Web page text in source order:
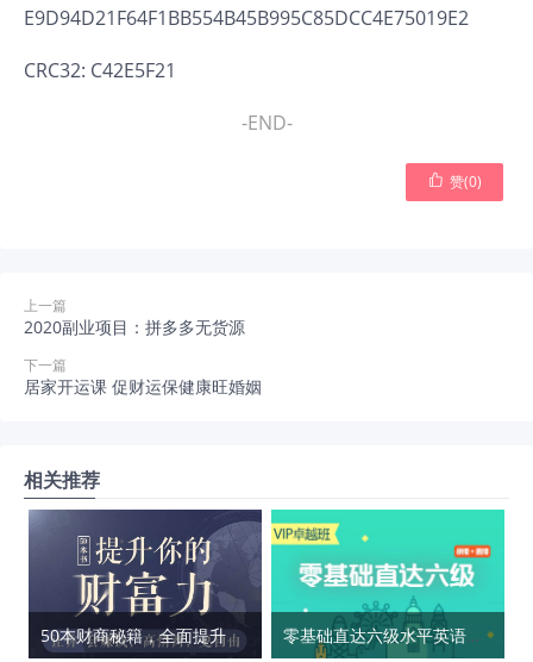
E9D94D21F64F1BB554B45B995C85DCC4E75019E2
CRC32: C42E5F21
-END-
 赞(0)
上一篇
2020副业项目：拼多多无货源
下一篇
居家开运课 促财运保健康旺婚姻
相关推荐
50本财商秘籍，全面提升你的财富力 零基础直达六级水平英语学习